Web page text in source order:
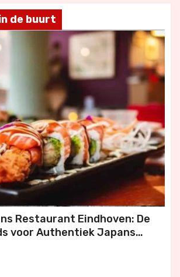
de buurt
Restaurant Eindhoven: De
voor Authentiek Japans